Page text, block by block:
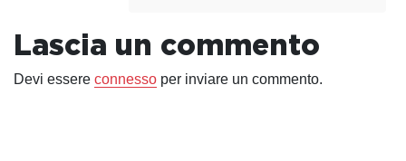
Lascia un commento
Devi essere connesso per inviare un commento.